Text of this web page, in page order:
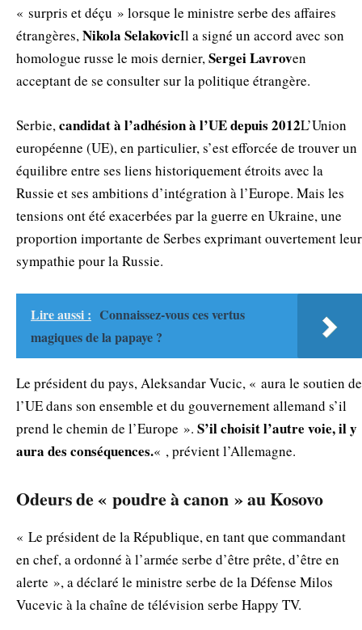
« surpris et déçu » lorsque le ministre serbe des affaires
étrangères,Nikola SelakovicIl a signé un accord avec son
homologue russe le mois dernier,SergeiLavroven
acceptant de se consulter sur la politique étrangère.
Serbie, candidat à l’adhésion à l’UE depuis 2012L’Union
européenne (UE), en particulier, s’est efforcée de trouver un
équilibre entre ses liens historiquement étroits avec la
Russie et ses ambitions d’intégration à l’Europe. Mais les
tensions ont été exacerbées par la guerre en Ukraine, une
proportion importante de Serbes exprimant ouvertement leur
sympathie pour la Russie.
Lire aussi : Connaissez-vous ces vertus
magiques de la papaye ?
Le président du pays, Aleksandar Vucic, « aura le soutien de
l’UE dans son ensemble et du gouvernement allemand s’il
prend le chemin de l’Europe ». S’il choisit l’autre voie, il y
aura des conséquences.« , prévient l’Allemagne.
Odeurs de « poudre à canon » au Kosovo
« Le président de la République, en tant que commandant
en chef, a ordonné à l’armée serbe d’être prête, d’être en
alerte », a déclaré le ministre serbe de la Défense Milos
Vucevic à la chaîne de télévision serbe Happy TV.